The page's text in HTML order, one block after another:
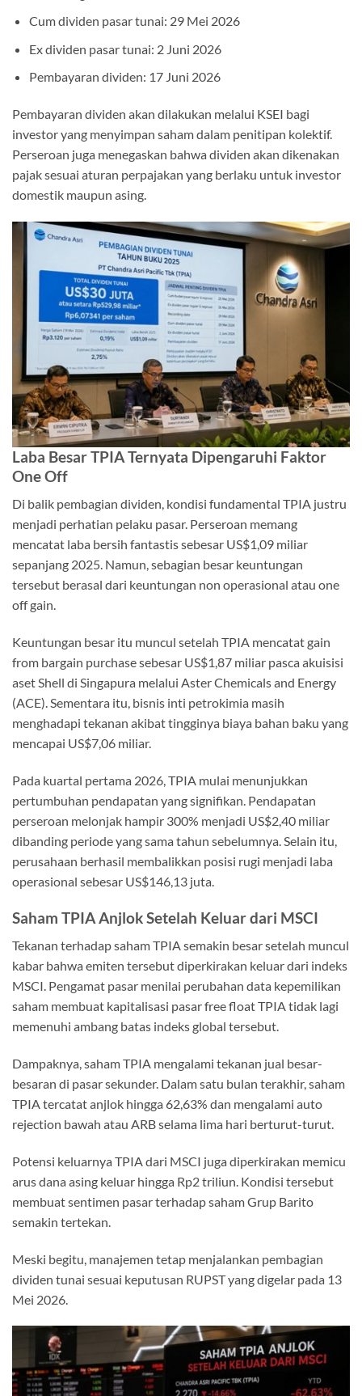
Cum dividen pasar tunai: 29 Mei 2026
Ex dividen pasar tunai: 2 Juni 2026
Pembayaran dividen: 17 Juni 2026
Pembayaran dividen akan dilakukan melalui KSEI bagi
investor yang menyimpan saham dalam penitipan kolektif.
Perseroan juga menegaskan bahwa dividen akan dikenakan
pajak sesuai aturan perpajakan yang berlaku untuk investor
domestik maupun asing.
Laba Besar TPIA Ternyata Dipengaruhi Faktor
One Off
Di balik pembagian dividen, kondisi fundamental TPIA justru
menjadi perhatian pelaku pasar. Perseroan memang
mencatat laba bersih fantastis sebesar US$1,09 miliar
sepanjang 2025. Namun, sebagian besar keuntungan
tersebut berasal dari keuntungan non operasional atau one
off gain.
Keuntungan besar itu muncul setelah TPIA mencatat gain
from bargain purchase sebesar US$1,87 miliar pasca akuisisi
aset Shell di Singapura melalui Aster Chemicals and Energy
(ACE). Sementara itu, bisnis inti petrokimia masih
menghadapi tekanan akibat tingginya biaya bahan baku yang
mencapai US$7,06 miliar.
Pada kuartal pertama 2026, TPIA mulai menunjukkan
pertumbuhan pendapatan yang signifikan. Pendapatan
perseroan melonjak hampir 300% menjadi US$2,40 miliar
dibanding periode yang sama tahun sebelumnya. Selain itu,
perusahaan berhasil membalikkan posisi rugi menjadi laba
operasional sebesar US$146,13 juta.
Saham TPIA Anjlok Setelah Keluar dari MSCI
Tekanan terhadap saham TPIA semakin besar setelah muncul
kabar bahwa emiten tersebut diperkirakan keluar dari indeks
MSCI. Pengamat pasar menilai perubahan data kepemilikan
saham membuat kapitalisasi pasar free float TPIA tidak lagi
memenuhi ambang batas indeks global tersebut.
Dampaknya, saham TPIA mengalami tekanan jual besar-
besaran di pasar sekunder. Dalam satu bulan terakhir, saham
TPIA tercatat anjlok hingga 62,63% dan mengalami auto
rejection bawah atau ARB selama lima hari berturut-turut.
Potensi keluarnya TPIA dari MSCI juga diperkirakan memicu
arus dana asing keluar hingga Rp2 triliun. Kondisi tersebut
membuat sentimen pasar terhadap saham Grup Barito
semakin tertekan.
Meski begitu, manajemen tetap menjalankan pembagian
dividen tunai sesuai keputusan RUPST yang digelar pada 13
Mei 2026.